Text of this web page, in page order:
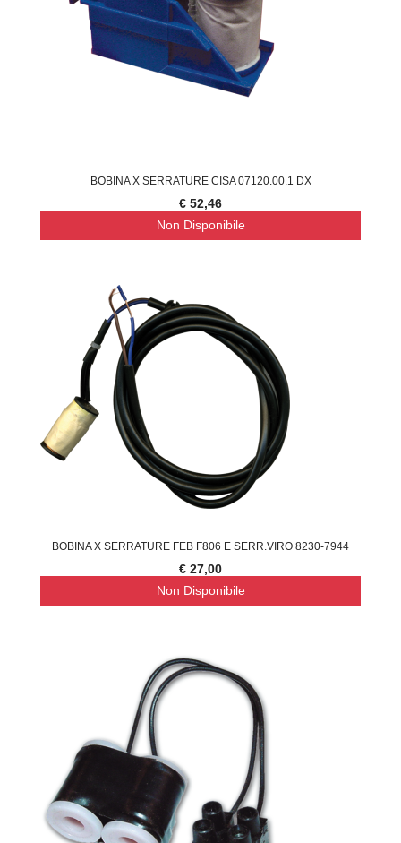
BOBINA X SERRATURE CISA 07120.00.1 DX
€ 52,46
Non Disponibile
BOBINA X SERRATURE FEB F806 E SERR.VIRO 8230-7944
€ 27,00
Non Disponibile